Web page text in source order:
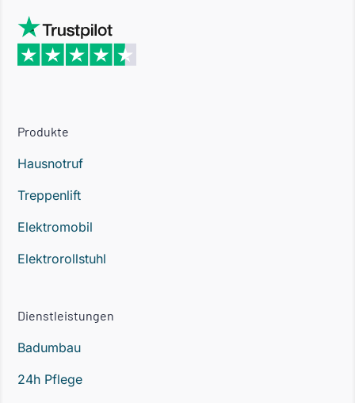
Produkte
Hausnotruf
Treppenlift
Elektromobil
Elektrorollstuhl
Dienstleistungen
Badumbau
24h Pflege